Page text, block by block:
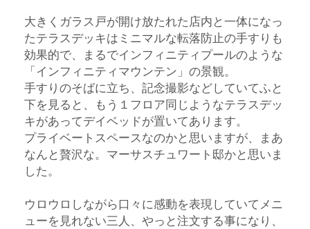
大きくガラス戸が開け放たれた店内と一体になっ
たテラスデッキはミニマルな転落防止の手すりも
効果的で、まるでインフィニティプールのような
「インフィニティマウンテン」の景観。
手すりのそばに立ち、記念撮影などしていてふと
下を見ると、もう１フロア同じようなテラスデッ
キがあってデイベッドが置いてあります。
プライベートスペースなのかと思いますが、まあ
なんと贅沢な。マーサスチュワート邸かと思いま
した。
ウロウロしながら口々に感動を表現していてメニ
ューを見れない三人、やっと注文する事になり、